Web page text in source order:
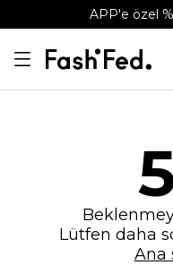
APP'e özel
Lütfen daha
Ana